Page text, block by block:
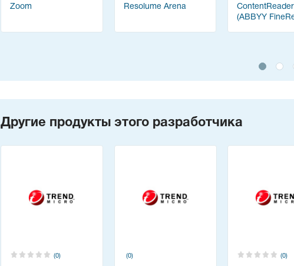
Zoom Resolume Arena
(ABBYY
Другие продукты этого разработчика
(0) (0) (0)